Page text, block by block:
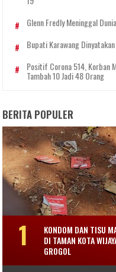
Glenn Fredly Meninggal Dunia
Bupati Karawang
Positif Corona 514, Korban
Tambah 10 Jadi 48 Orang
BERITA POPULER
KONDOM DAN TISU
DI TAMAN KOTA
GROGOL